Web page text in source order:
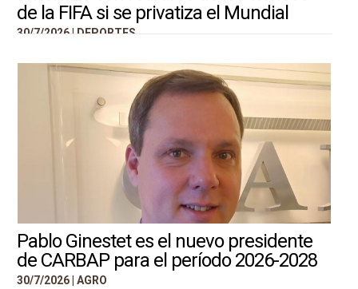
de la FIFA si se privatiza el Mundial
30/7/2026 | DEPORTES
Pablo Ginestet es el nuevo presidente
de CARBAP para el período 2026-2028
30/7/2026 | AGRO